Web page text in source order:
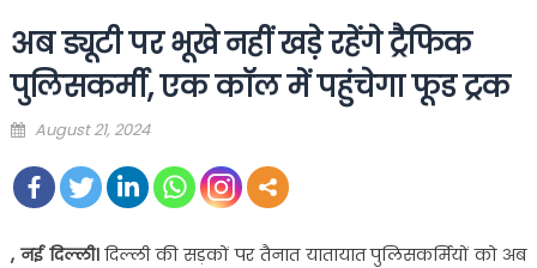
अब ड्यूटी पर भूखे नहीं खड़े रहेंगे ट्रैफिक
पुलिसकर्मी, एक कॉल में पहुंचेगा फूड ट्रक
Posted
August 21, 2024
, नई दिल्ली।दिल्ली की सड़कों पर तैनात यातायात पुलिसकर्मियों को अब